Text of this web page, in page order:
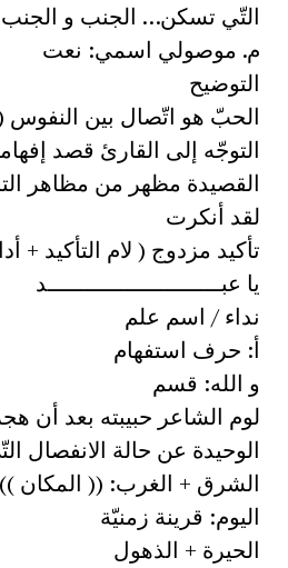
التّي تسكن… الجنب و الجنب
م. موصولي اسمي: نعت
التوضيح
الحبّ هو اتّصال بين
التوجّه إلى القارئ قصد
القصيدة مظهر من مظاهر
لقد أنكرت
تأكيد مزدوج ( لام التأكيد +
يا عبــــــــــــــــــــــــــد
نداء / اسم علم
أ: حرف استفهام
و الله: قسم
لوم الشاعر حبيبته بعد أن
الوحيدة عن حالة الانفصال
الشرق + الغرب: (( المكان
اليوم: قرينة زمنيّة
الحيرة + الذهول